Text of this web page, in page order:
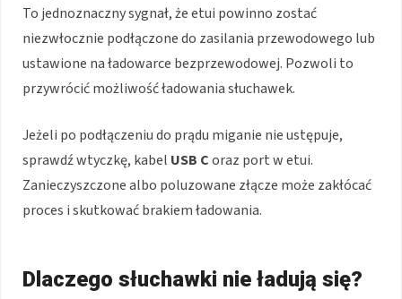
To jednoznaczny sygnał, że etui powinno zostać
niezwłocznie podłączone do zasilania przewodowego lub
ustawione na ładowarce bezprzewodowej. Pozwoli to
przywrócić możliwość ładowania słuchawek.
Jeżeli po podłączeniu do prądu miganie nie ustępuje,
sprawdź wtyczkę, kabel USB Coraz port w etui.
Zanieczyszczone albo poluzowane złącze może zakłócać
proces i skutkować brakiem ładowania.
Dlaczego słuchawki nie ładują się?